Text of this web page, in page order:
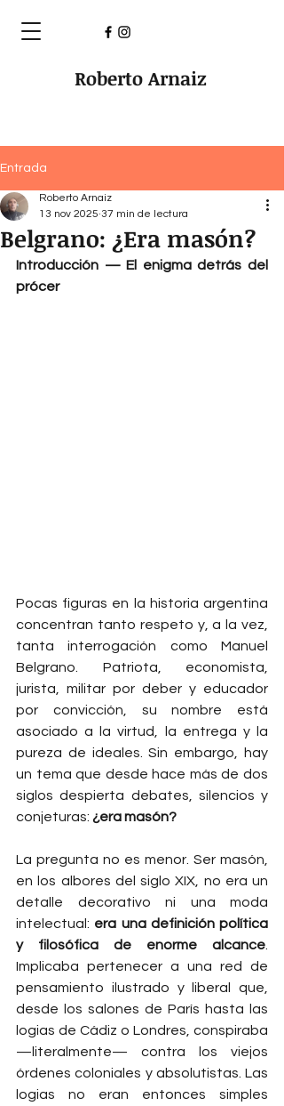
Roberto Arnaiz
Entrada
Belgrano: ¿Era masón?
Roberto Arnaiz
13 nov 2025 37 min de lectura
Introducción — El enigma detrás del
prócer
Pocas figuras en la historia argentina
concentran tanto respeto y, a la vez,
tanta interrogación como Manuel
Belgrano. Patriota, economista,
jurista, militar por deber y educador
por convicción, su nombre está
asociado a la virtud, la entrega y la
pureza de ideales. Sin embargo, hay
un tema que desde hace más de dos
siglos despierta debates, silencios y
conjeturas: ¿era masón?
La pregunta no es menor. Ser masón,
en los albores del siglo XIX, no era un
detalle decorativo ni una moda
intelectual: era una definición política
y filosófica de enorme alcance
Implicaba pertenecer a una red de
pensamiento ilustrado y liberal que,
desde los salones de París hasta las
logias de Cádiz o Londres, conspiraba
—literalmente— contra los viejos
órdenes coloniales y absolutistas. Las
logias no eran entonces simples